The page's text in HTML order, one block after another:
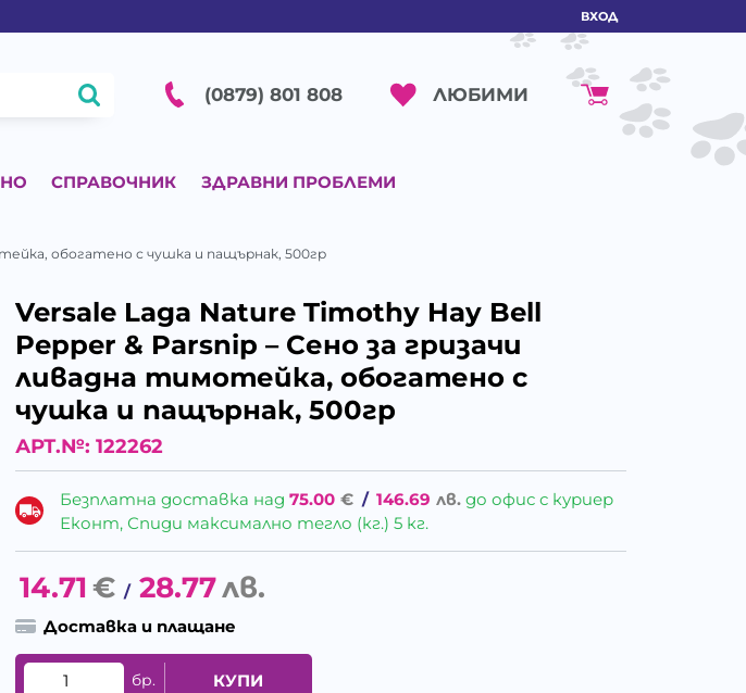
ВХОД
(0879) 801 808 ЛЮБИМИ
СПРАВОЧНИК ЗДРАВНИ ПРОБЛЕМИ
обогатено с чушка и пащърнак, 500гр
Versale Laga Nature Timothy Hay Bell
Pepper & Parsnip – Сено за гризачи
ливадна тимотейка, обогатено с
чушка и пащърнак, 500гр
АРТ.№: 122262
Безплатна доставка над75.00 € / 146.69 лв. до офис с куриер
Еконт, Спиди максимално тегло (кг.) 5 кг.
14.71€ / 28.77лв.
Доставка и плащане
бр. КУПИ